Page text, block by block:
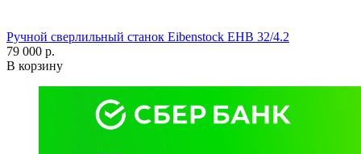
Ручной сверлильный станок Eibenstock EHB 32/4.2
79 000 р.
В корзину